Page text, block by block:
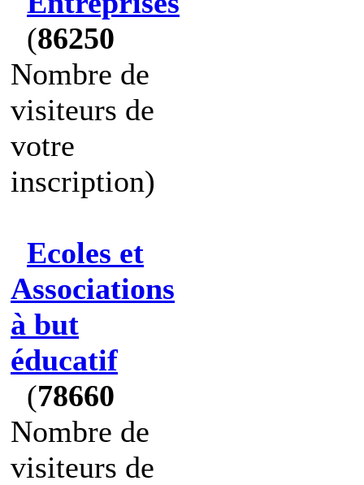
(86250
Nombre de
visiteurs de
votre
inscription)
Ecoles et
Associations
à but
éducatif
(78660
Nombre de
visiteurs de